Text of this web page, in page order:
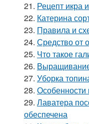
21. Рецепт икра
22. Катерина
23. Правила и
24. Средство от
25. Что такое
26. Выращивание
27. Уборка
28. Особенности
29. Лаватера
обеспечена